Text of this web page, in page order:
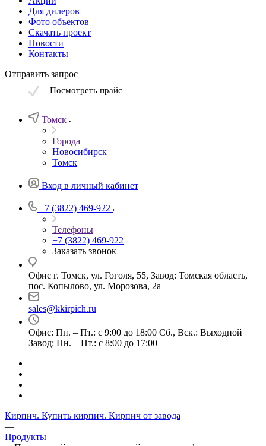
Для дилеров
Фото объектов
Скачать проект
Новости
Контакты
Отправить запрос
Посмотреть прайс
Томск
Города
Новосибирск
Томск
Вход в личный кабинет
+7 (3822) 469-922
Телефоны
+7 (3822) 469-922
Заказать звонок
Офис г. Томск, ул. Гоголя, 55, Завод: Томская область,
пос. Копылово, ул. Морозова, 2а
sales@kkirpich.ru
Офис: Пн. – Пт.: с 9:00 до 18:00 Сб., Вск.: Выходной
Завод: Пн. – Пт.: с 8:00 до 17:00
Кирпич. Купить кирпич. Кирпич от завода
—
Продукты